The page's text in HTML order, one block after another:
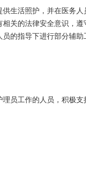
活照护，并在医务人
关的法律安全意识，
的指导下进行部分辅
工作的人员，积极支